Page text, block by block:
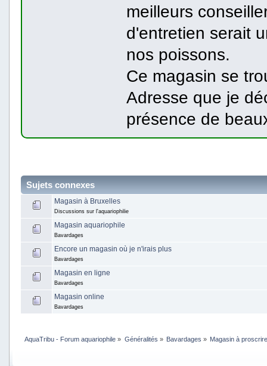
meilleurs
d'entretien serait
nos poissons.
Ce magasin se
Adresse que je
présence de
Sujets connexes
Magasin à Bruxelles
Discussions sur l'aquariophilie
Magasin aquariophile
Bavardages
Encore un magasin où je n'irais plus
Bavardages
Magasin en ligne
Bavardages
Magasin online
Bavardages
AquaTribu - Forum aquariophile » Généralités » Bavardages » Magasin à